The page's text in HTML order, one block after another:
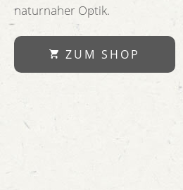
naturnaher Optik.
ZUM SHOP